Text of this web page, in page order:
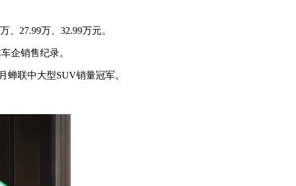
27.99万、32.99万元。
企销售纪录。
联中大型SUV销量冠军。